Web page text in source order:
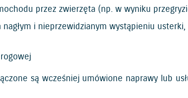
przez zwierzęta (np. w wyniku
nagłym i nieprzewidzianym wystąpieniu
są wcześniej umówione naprawy lub